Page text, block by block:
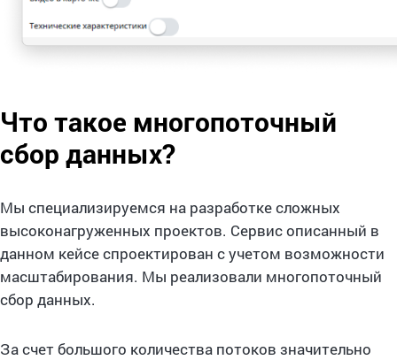
Что такое многопоточный
сбор данных?
Мы специализируемся на разработке сложных
высоконагруженных проектов. Сервис описанный в
данном кейсе спроектирован с учетом возможности
масштабирования. Мы реализовали многопоточный
сбор данных.
За счет большого количества потоков значительно